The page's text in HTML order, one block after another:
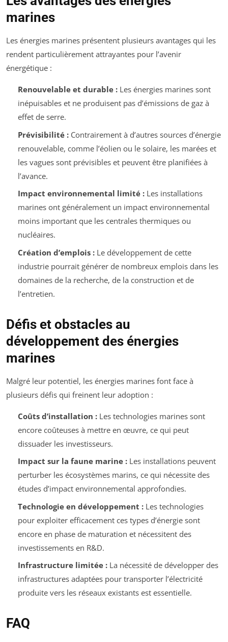
marines
Les énergies marines présentent plusieurs avantages qui les
rendent particulièrement attrayantes pour l’avenir
énergétique :
Renouvelable et durable :Les énergies marines sont
inépuisables et ne produisent pas d’émissions de gaz à
effet de serre.
Prévisibilité :Contrairement à d’autres sources d’énergie
renouvelable, comme l’éolien ou le solaire, les marées et
les vagues sont prévisibles et peuvent être planifiées à
l’avance.
Impact environnemental limité :Les installations
marines ont généralement un impact environnemental
moins important que les centrales thermiques ou
nucléaires.
Création d’emplois :Le développement de cette
industrie pourrait générer de nombreux emplois dans les
domaines de la recherche, de la construction et de
l’entretien.
Défis et obstacles au
développement des énergies
marines
Malgré leur potentiel, les énergies marines font face à
plusieurs défis qui freinent leur adoption :
Coûts d’installation :Les technologies marines sont
encore coûteuses à mettre en œuvre, ce qui peut
dissuader les investisseurs.
Impact sur la faune marine :Les installations peuvent
perturber les écosystèmes marins, ce qui nécessite des
études d’impact environnemental approfondies.
Technologie en développement :Les technologies
pour exploiter efficacement ces types d’énergie sont
encore en phase de maturation et nécessitent des
investissements en R&D.
Infrastructure limitée :La nécessité de développer des
infrastructures adaptées pour transporter l’électricité
produite vers les réseaux existants est essentielle.
FAQ